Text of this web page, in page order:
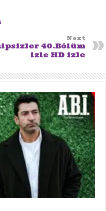
Next
40.Bölüm
izle HD izle